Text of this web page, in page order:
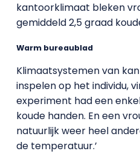
kantoorklimaat bleken
gemiddeld 2,5 graad
Warm bureaublad
Klimaatsystemen van
inspelen op het individu,
experiment had een
koude handen. En een
natuurlijk weer heel
de temperatuur.’